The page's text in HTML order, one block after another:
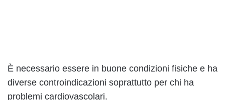
È necessario essere in buone condizioni fisiche e ha
diverse controindicazioni soprattutto per chi ha
problemi cardiovascolari.